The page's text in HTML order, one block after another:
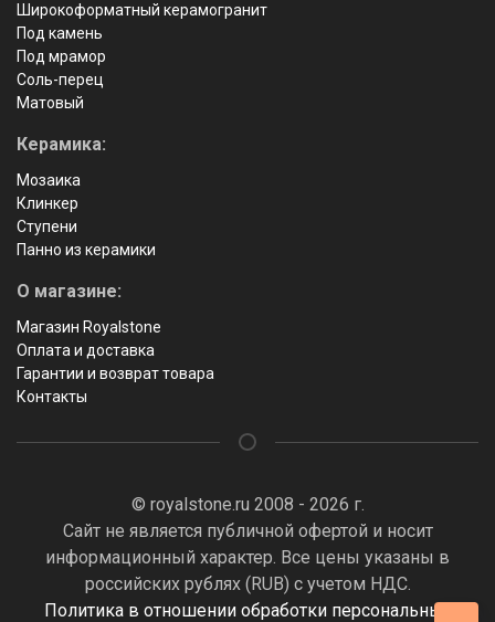
Широкоформатный керамогранит
Под камень
Под мрамор
Соль-перец
Матовый
Керамика:
Мозаика
Клинкер
Ступени
Панно из керамики
О магазине:
Магазин Royalstone
Оплата и доставка
Гарантии и возврат товара
Контакты
© royalstone.ru 2008 - 2026 г.
Сайт не является публичной офертой и носит
информационный характер. Все цены указаны в
российских рублях (RUB) с учетом НДС.
Политика в отношении обработки персональных